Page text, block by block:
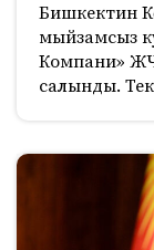
Бишкектин
мыйзамсыз
Компани»
салынды.